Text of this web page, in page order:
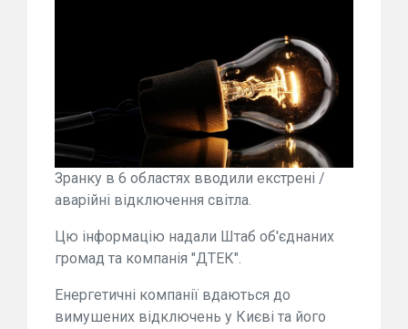
Зранку в 6 областях вводили екстрені /
аварійні відключення світла.
Цю інформацію надали Штаб об'єднаних
громад та компанія "ДТЕК".
Енергетичні компанії вдаються до
вимушених відключень у Києві та його